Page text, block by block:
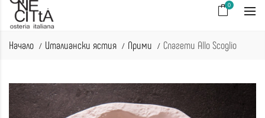
0
Начало Италиански ястия Прими Спагети Аllo Scoglio